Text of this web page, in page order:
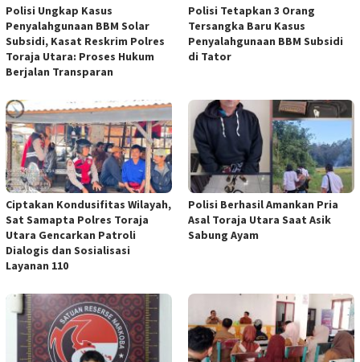
Polisi Ungkap Kasus
Penyalahgunaan BBM Solar
Subsidi, Kasat Reskrim Polres
Toraja Utara: Proses Hukum
Berjalan Transparan
Polisi Tetapkan 3 Orang
Tersangka Baru Kasus
Penyalahgunaan BBM Subsidi
di Tator
Ciptakan Kondusifitas Wilayah,
Sat Samapta Polres Toraja
Utara Gencarkan Patroli
Dialogis dan Sosialisasi
Layanan 110
Polisi Berhasil Amankan Pria
Asal Toraja Utara Saat Asik
Sabung Ayam